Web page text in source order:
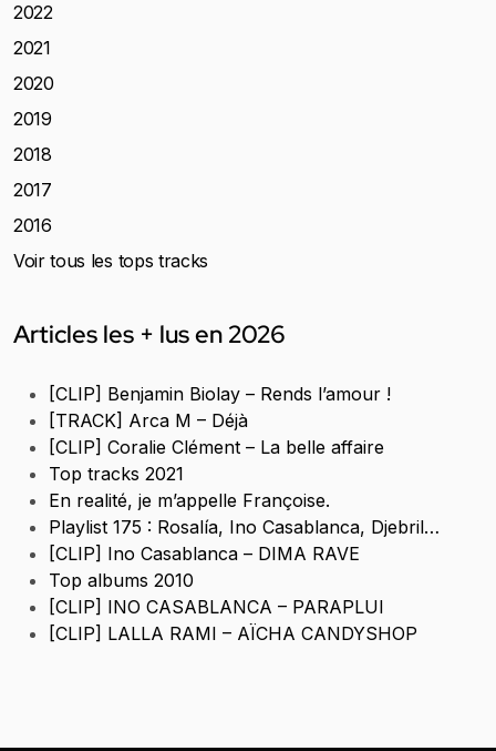
2022
2021
2020
2019
2018
2017
2016
Voir tous les tops tracks
Articles les + lus en 2026
[CLIP] Benjamin Biolay – Rends l’amour !
[TRACK] Arca M – Déjà
[CLIP] Coralie Clément – La belle affaire
Top tracks 2021
En realité, je m’appelle Françoise.
Playlist 175 : Rosalía, Ino Casablanca, Djebril…
[CLIP] Ino Casablanca – DIMA RAVE
Top albums 2010
[CLIP] INO CASABLANCA – PARAPLUI
[CLIP] LALLA RAMI – AÏCHA CANDYSHOP